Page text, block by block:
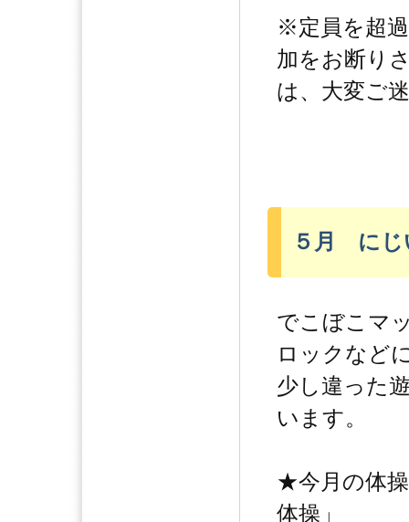
※定員を超
加をお断り
は、大変ご
５月 にじ
でこぼこマ
ロックなど
少し違った
います。
★今月の体
体操」